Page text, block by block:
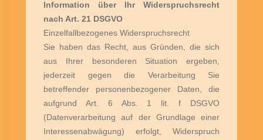
Information über Ihr Widerspruchsrecht
nach Art. 21 DSGVO
Einzelfallbezogenes Widerspruchsrecht
Sie haben das Recht, aus Gründen, die sich
aus Ihrer besonderen Situation ergeben,
jederzeit gegen die Verarbeitung Sie
betreffender personenbezogener Daten, die
aufgrund Art. 6 Abs. 1 lit. f DSGVO
(Datenverarbeitung auf der Grundlage einer
Interessenabwägung) erfolgt, Widerspruch